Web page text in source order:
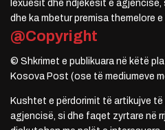
lexuesit dhe ndjekësit e agjencisë,
dhe ka mbetur premisa themelore
@Copyright
© Shkrimet e publikuara në këtë
Kosova Post (ose të mediumeve
Kushtet e përdorimit të artikujve të
agjencisë, si dhe faqet zyrtare në